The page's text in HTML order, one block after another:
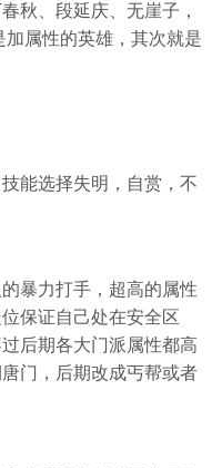
秋、段延庆、无崖子，
属性的英雄，其次就是
能选择失明，自赏，不
暴力打手，超高的属性
保证自己处在安全区
后期各大门派属性都高
门，后期改成丐帮或者